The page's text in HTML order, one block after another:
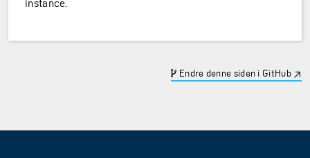
instance.
Endre denne siden i GitHub